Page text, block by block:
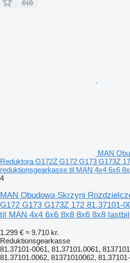
MAN
Reduktora G172Z G172 G173 G173Z
reduktionsgearkasse til MAN 4x4 6x6
4
MAN Obudowa Skrzyni
G172 G173 G173Z 172 81.37101-
til MAN 4x4 6x6 8x8 8x6 8x8 lastbil
1.299 € ≈ 9.710 kr.
Reduktionsgearkasse
81.37101-0061, 81.37101.0061,
81.37101.0062, 81371010062,